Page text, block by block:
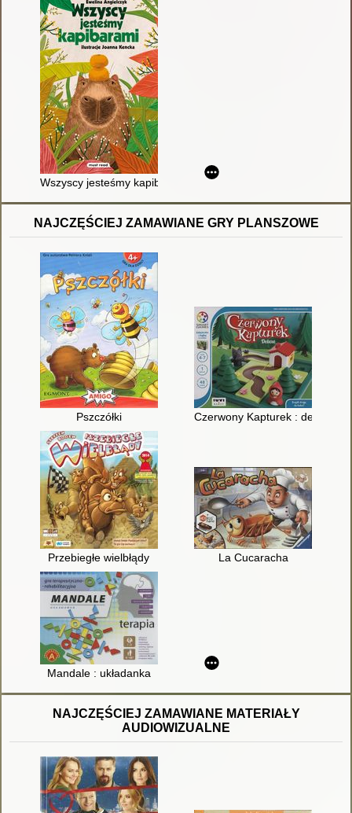
Wszyscy jesteśmy kapibarami
NAJCZĘŚCIEJ ZAMAWIANE GRY PLANSZOWE
Pszczółki Czerwony Kapturek : deluxe
Przebiegłe wielbłądy La Cucaracha
Mandale : układanka
NAJCZĘŚCIEJ ZAMAWIANE MATERIAŁY
AUDIOWIZUALNE